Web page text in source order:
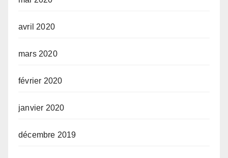
avril 2020
mars 2020
février 2020
janvier 2020
décembre 2019